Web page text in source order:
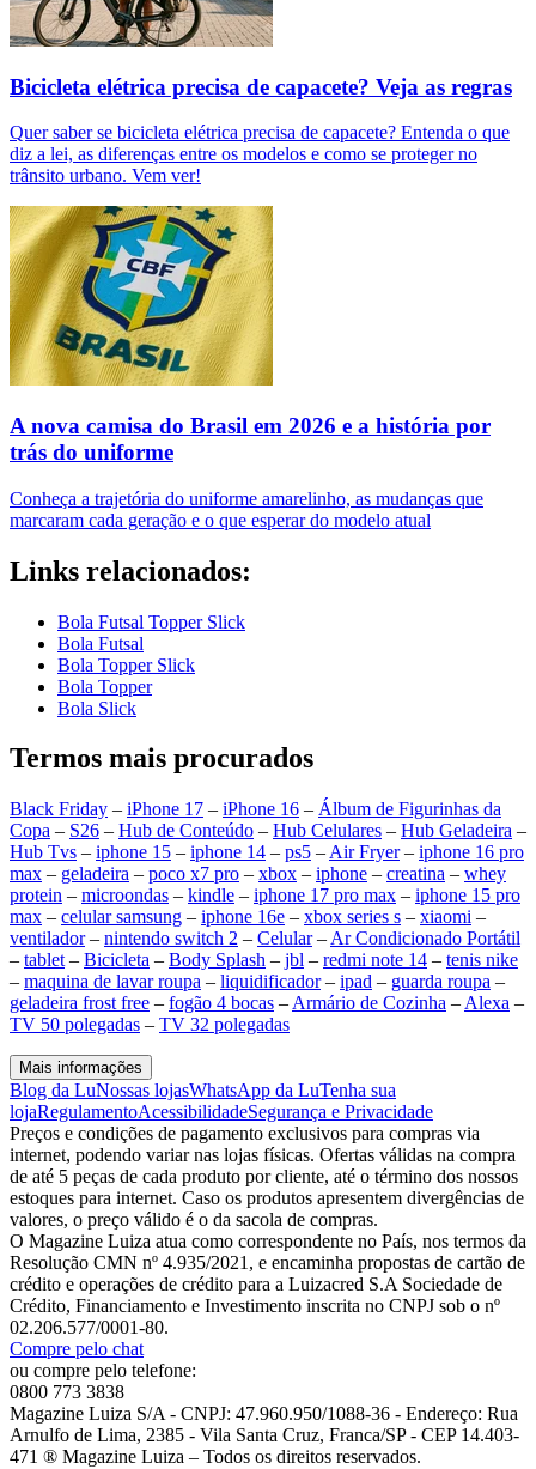
Bicicleta elétrica precisa de capacete? Veja as regras
Quer saber se bicicleta elétrica precisa de capacete? Entenda o que
diz a lei, as diferenças entre os modelos e como se proteger no
trânsito urbano. Vem ver!
A nova camisa do Brasil em 2026 e a história por
trás do uniforme
Conheça a trajetória do uniforme amarelinho, as mudanças que
marcaram cada geração e o que esperar do modelo atual
Links relacionados:
Bola Futsal Topper Slick
Bola Futsal
Bola Topper Slick
Bola Topper
Bola Slick
Termos mais procurados
Black Friday – iPhone 17 – iPhone 16 – Álbum de Figurinhas da
Copa – S26 – Hub de Conteúdo – Hub Celulares – Hub Geladeira –
Hub Tvs – iphone 15 – iphone 14 – ps5 – Air Fryer– iphone 16 pro
max – geladeira – poco x7 pro – xbox – iphone – creatina – whey
protein – microondas – kindle – iphone 17 pro max – iphone 15 pro
max – celular samsung – iphone 16e – xbox series s – xiaomi –
ventilador– nintendo switch 2 – Celular– Ar Condicionado Portátil
– tablet – Bicicleta – Body Splash – jbl – redmi note 14 – tenis nike
– maquina de lavar roupa – liquidificador– ipad – guarda roupa –
geladeira frost free – fogão 4 bocas – Armário de Cozinha – Alexa –
TV 50 polegadas – TV 32 polegadas
Mais informações
Blog da LuNossas lojasWhatsApp da LuTenha sua
lojaRegulamentoAcessibilidadeSegurança e Privacidade
Preços e condições de pagamento exclusivos para compras via
internet, podendo variar nas lojas físicas. Ofertas válidas na compra
de até 5 peças de cada produto por cliente, até o término dos nossos
estoques para internet. Caso os produtos apresentem divergências de
valores, o preço válido é o da sacola de compras.
O Magazine Luiza atua como correspondente no País, nos termos da
Resolução CMN nº 4.935/2021, e encaminha propostas de cartão de
crédito e operações de crédito para a Luizacred S.A Sociedade de
Crédito, Financiamento e Investimento inscrita no CNPJ sob o nº
02.206.577/0001-80.
Compre pelo chat
ou compre pelo telefone:
0800 773 3838
Magazine Luiza S/A - CNPJ: 47.960.950/1088-36 - Endereço: Rua
Arnulfo de Lima, 2385 - Vila Santa Cruz, Franca/SP - CEP 14.403-
471 ® Magazine Luiza – Todos os direitos reservados.